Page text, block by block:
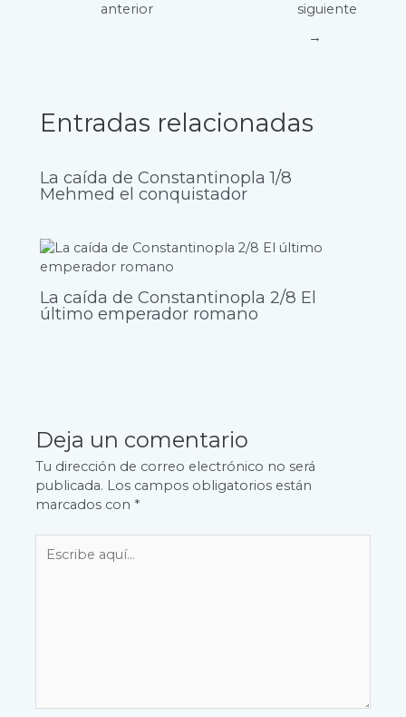
entradasanterior
siguiente
→
Entradas relacionadas
La caída de Constantinopla 1/8
Mehmed el conquistador
La caída de Constantinopla 2/8 El
último emperador romano
Deja un comentario
Tu dirección de correo electrónico no será
publicada. Los campos obligatorios están
marcados con *
aquí...